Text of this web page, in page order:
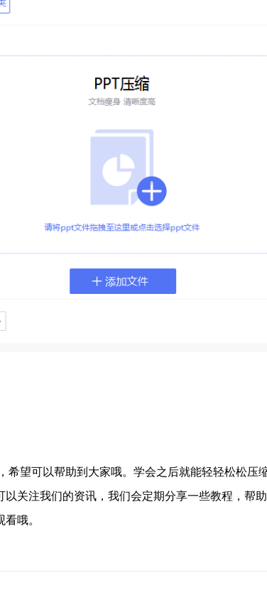
希望可以帮助到大家哦。学会之后就能轻轻松松压
关注我们的资讯，我们会定期分享一些教程，帮
哦。